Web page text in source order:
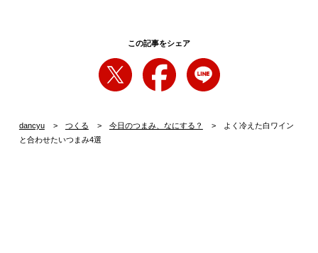
この記事をシェア
dancyu つくる 今日のつまみ、なにする？
よく冷えた白ワイン
と合わせたいつまみ4選